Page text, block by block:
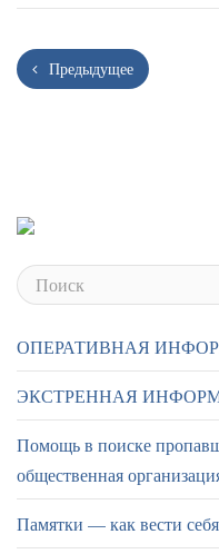
Предыдущее
ОПЕРАТИВНАЯ
ЭКСТРЕННАЯ
Помощь в поиске
общественная
Памятки — как вести